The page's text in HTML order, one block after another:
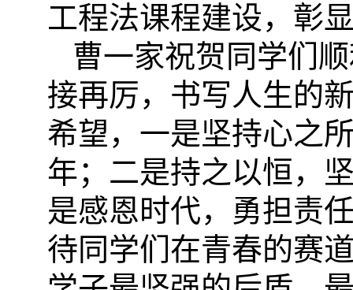
工程法课程建设，彰
曹一家祝贺同学们
接再厉，书写人生的
希望 ， 一是坚持心之
年；二是持之以恒，
是感恩时代，勇担责
待同学们在青春的赛